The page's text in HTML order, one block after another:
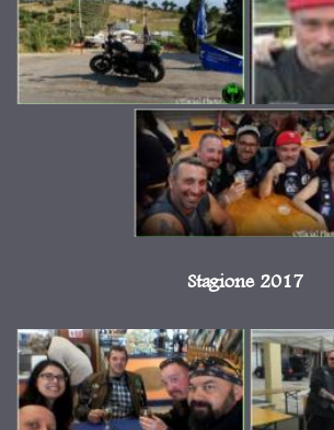
Stagione 2017